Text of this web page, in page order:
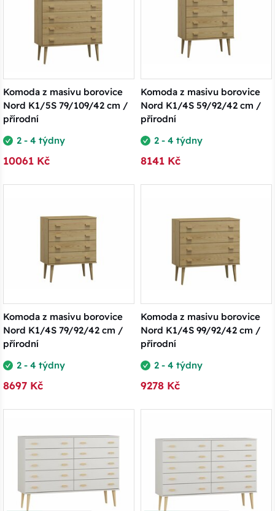
Komoda z masivu borovice
Nord K1/5S 79/109/42 cm /
přírodní
2 - 4 týdny
10061 Kč
Komoda z masivu borovice
Nord K1/4S 59/92/42 cm /
přírodní
2 - 4 týdny
8141 Kč
Komoda z masivu borovice
Nord K1/4S 79/92/42 cm /
přírodní
2 - 4 týdny
8697 Kč
Komoda z masivu borovice
Nord K1/4S 99/92/42 cm /
přírodní
2 - 4 týdny
9278 Kč